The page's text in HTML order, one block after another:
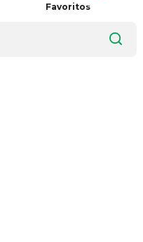
Favoritos